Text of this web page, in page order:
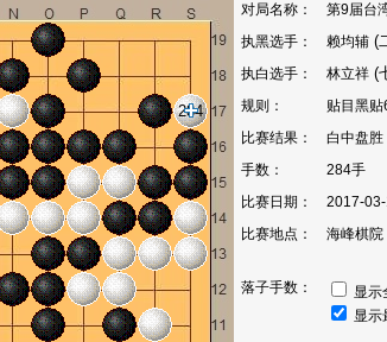
284
对局名称：
第9届台
执黑选手：
赖均辅 (
执白选手： 林立祥 (
规则：
贴目黑贴
比赛结果：
白中盘胜
手数：
284手
比赛日期：
2017-
比赛地点：
海峰棋院
落子手数：
显示
显示